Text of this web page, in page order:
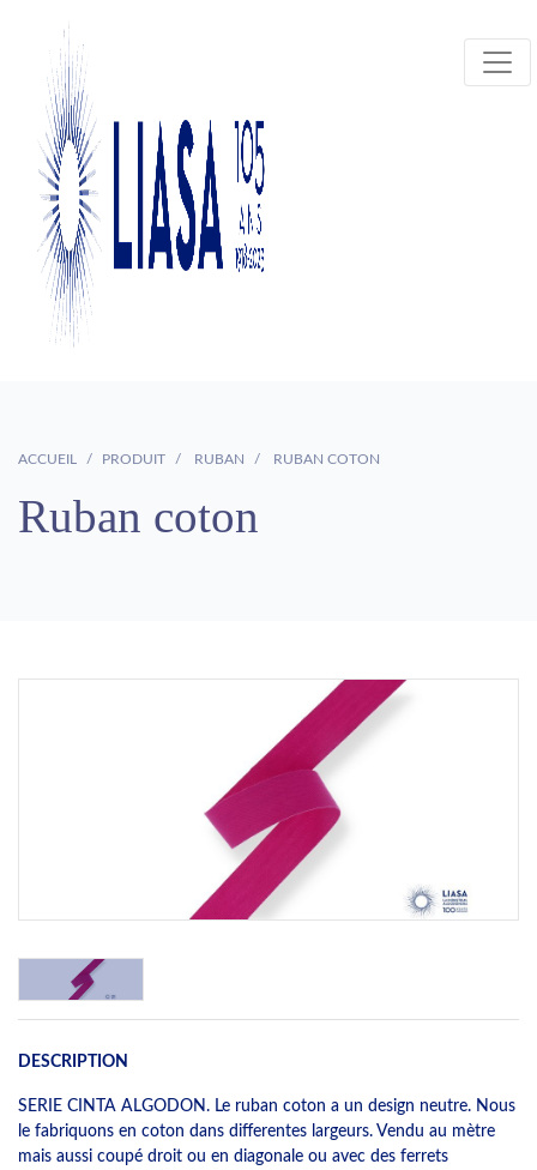
ACCUEIL PRODUIT RUBAN RUBAN COTON
Ruban coton
DESCRIPTION
SERIE CINTA ALGODON. Le ruban coton a un design neutre. Nous
le fabriquons en coton dans differentes largeurs. Vendu au mètre
mais aussi coupé droit ou en diagonale ou avec des ferrets